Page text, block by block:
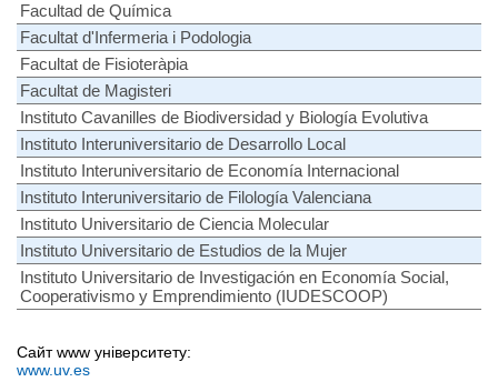
Facultad de Química
Facultat d'Infermeria i Podologia
Facultat de Fisioteràpia
Facultat de Magisteri
Instituto Cavanilles de Biodiversidad y Biología Evolutiva
Instituto Interuniversitario de Desarrollo Local
Instituto Interuniversitario de Economía Internacional
Instituto Interuniversitario de Filología Valenciana
Instituto Universitario de Ciencia Molecular
Instituto Universitario de Estudios de la Mujer
Instituto Universitario de Investigación en Economía Social,
Cooperativismo y Emprendimiento (IUDESCOOP)
Сайт www університету:
www.uv.es